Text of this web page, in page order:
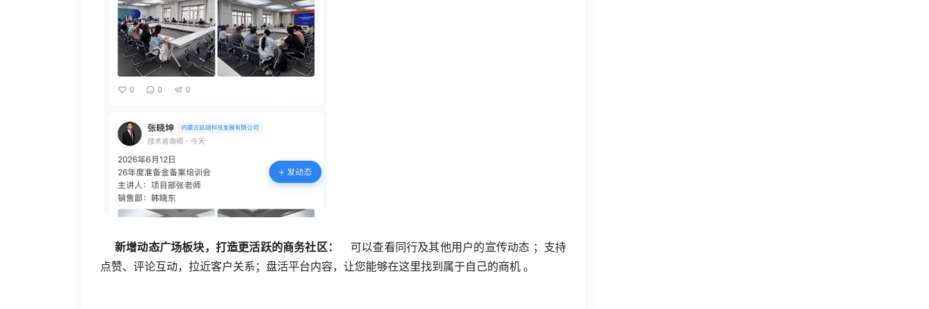
新增动态广场板块，打造更活跃的商务社区： 可以查看同行及其他用户的宣传动态 ； 支持
点赞、评论互动，拉近客户关系； 盘活平台内容，让您能够在这里找到属于自己的商机 。